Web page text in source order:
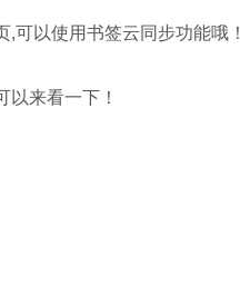
可以使用书签云同步功能哦！
以来看一下！